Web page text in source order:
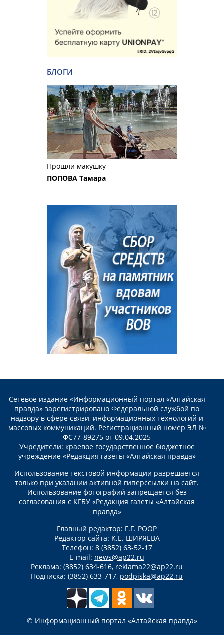
БЛОГИ
Прошли макушку
ПОПОВА Тамара
Сетевое издание «Информационный портал «Алтайская
правда» зарегистрировано Федеральной службой по
надзору в сфере связи, информационных технологий и
массовых коммуникаций. Регистрационный номер ЭЛ №
ФС77-89275 от 09.04.2025
Учредители: краевое государственное бюджетное
учреждение «Редакция газеты «Алтайская правда»
Использование текстовой информации разрешается
только при указании активной гиперссылки на сайт.
Использование фотографий запрещается без
согласования с КГБУ «Редакция газеты «Алтайская
правда»
Главный редактор: Г.Г. РООР
Редактор сайта: К.Е. ШИРЯЕВА
Телефон: 8 (3852) 63-52-17
E-mail: news@ap22.ru
Реклама: (3852) 634-616, reklama22@ap22.ru
Подписка: (3852) 633-717, podpiska@ap22.ru
© Информационный портал «Алтайская правда»